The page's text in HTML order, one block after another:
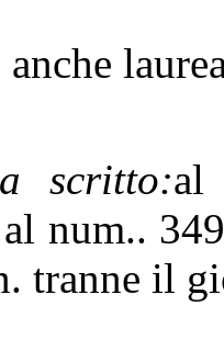
anche
scritto:al
num..
tranne il